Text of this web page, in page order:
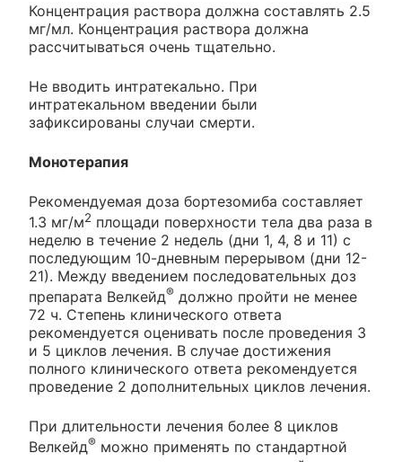
Концентрация раствора должна составлять 2.5
мг/мл. Концентрация раствора должна
рассчитываться очень тщательно.
Не вводить интратекально. При
интратекальном введении были
зафиксированы случаи смерти.
Монотерапия
Рекомендуемая доза бортезомиба составляет
1.3 мг/м2 площади поверхности тела два раза в
неделю в течение 2 недель (дни 1, 4, 8 и 11) с
последующим 10-дневным перерывом (дни 12-
21). Между введением последовательных доз
препарата Велкейд® должно пройти не менее
72 ч. Степень клинического ответа
рекомендуется оценивать после проведения 3
и 5 циклов лечения. В случае достижения
полного клинического ответа рекомендуется
проведение 2 дополнительных циклов лечения.
При длительности лечения более 8 циклов
Велкейд® можно применять по стандартной